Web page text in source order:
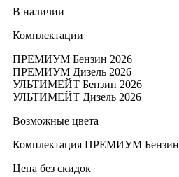
В наличии
Комплектации
ПРЕМИУМ Бензин 2026
ПРЕМИУМ Дизель 2026
УЛЬТИМЕЙТ Бензин 2026
УЛЬТИМЕЙТ Дизель 2026
Возможные цвета
Комплектация ПРЕМИУМ Бензин
Цена без скидок